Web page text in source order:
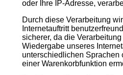
oder Ihre IP-Adresse,
Durch diese Verarbeitung
Internetauftritt
sicherer, da die
Wiedergabe unseres
unterschiedlichen Sprachen
einer Warenkorbfunktion